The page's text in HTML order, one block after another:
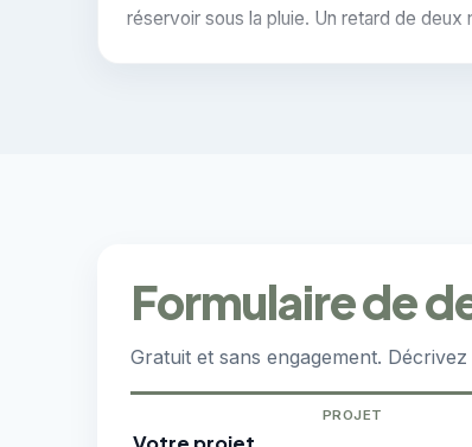
réservoir sous la pluie. Un retard de
Formulaire de
Gratuit et sans engagement.
PROJET